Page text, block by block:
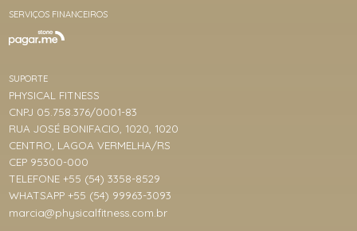
SERVIÇOS FINANCEIROS
SUPORTE
PHYSICAL FITNESS
CNPJ 05.758.376/0001-83
RUA JOSÉ BONIFACIO, 1020, 1020
CENTRO, LAGOA VERMELHA/RS
CEP 95300-000
TELEFONE +55 (54) 3358-8529
WHATSAPP +55 (54) 99963-3093
marcia@physicalfitness.com.br